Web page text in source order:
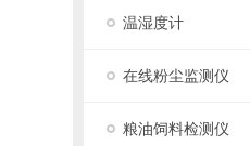
温湿度计
在线粉尘监测仪
粮油饲料检测仪